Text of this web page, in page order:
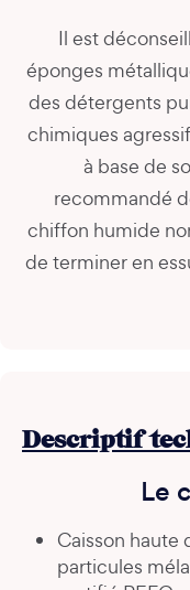
Il est
éponges
des détergents
chimiques
à base de
recommandé
chiffon humide
de terminer en
Descriptif
Le
Caisson haute
particules